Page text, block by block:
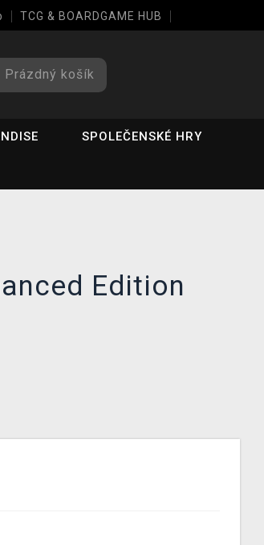
TCG & BOARDGAME HUB
Prázdný košík
SPOLEČENSKÉ HRY
Edition